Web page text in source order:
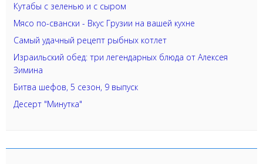
Кутабы с зеленью и с сыром
Мясо по-свански - Вкус Грузии на вашей кухне
Самый удачный рецепт рыбных котлет
Израильский обед: три легендарных блюда от Алексея
Зимина
Битва шефов, 5 сезон, 9 выпуск
Десерт "Минутка"